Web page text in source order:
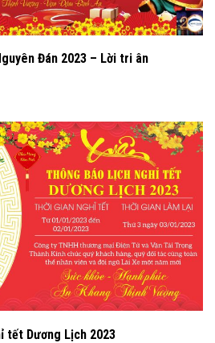
Đán 2023 – Lời tri ân
tết Dương Lịch 2023